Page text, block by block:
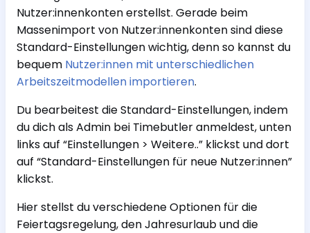
Nutzer:innenkonten erstellst. Gerade beim
Massenimport von Nutzer:innenkonten sind diese
Standard-Einstellungen wichtig, denn so kannst du
bequem Nutzer:innen mit unterschiedlichen
Arbeitszeitmodellen importieren.
Du bearbeitest die Standard-Einstellungen, indem
du dich als Admin bei Timebutler anmeldest, unten
links auf “Einstellungen > Weitere..” klickst und dort
auf “Standard-Einstellungen für neue Nutzer:innen”
klickst.
Hier stellst du verschiedene Optionen für die
Feiertagsregelung, den Jahresurlaub und die